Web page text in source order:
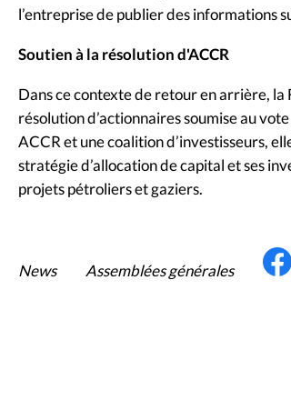
l’entreprise de publier des informations
Soutien à la résolution d'ACCR
Dans ce contexte de retour en arrière,
résolution d’actionnaires soumise au
ACCR et une coalition d’investisseurs,
stratégie d’allocation de capital et ses
projets pétroliers et gaziers.
News Assemblées générales